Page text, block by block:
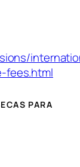
fees.html
PARA